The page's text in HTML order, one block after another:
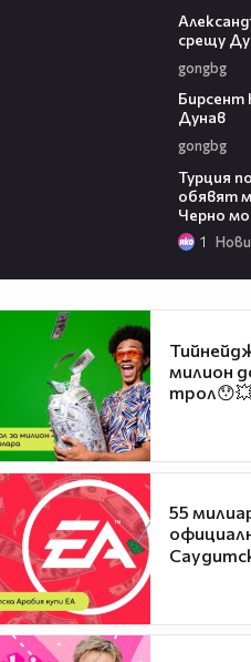
срещу
gongbg
Бирсент
Дунав
gongbg
Турция
обявят
Черно
1
милион
55